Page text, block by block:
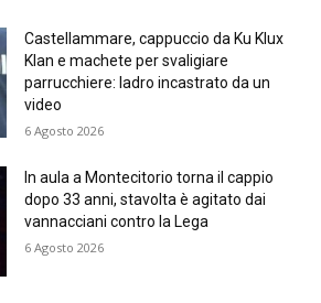
Castellammare, cappuccio da Ku Klux
Klan e machete per svaligiare
parrucchiere: ladro incastrato da un
video
6 Agosto 2026
In aula a Montecitorio torna il cappio
dopo 33 anni, stavolta è agitato dai
vannacciani contro la Lega
6 Agosto 2026